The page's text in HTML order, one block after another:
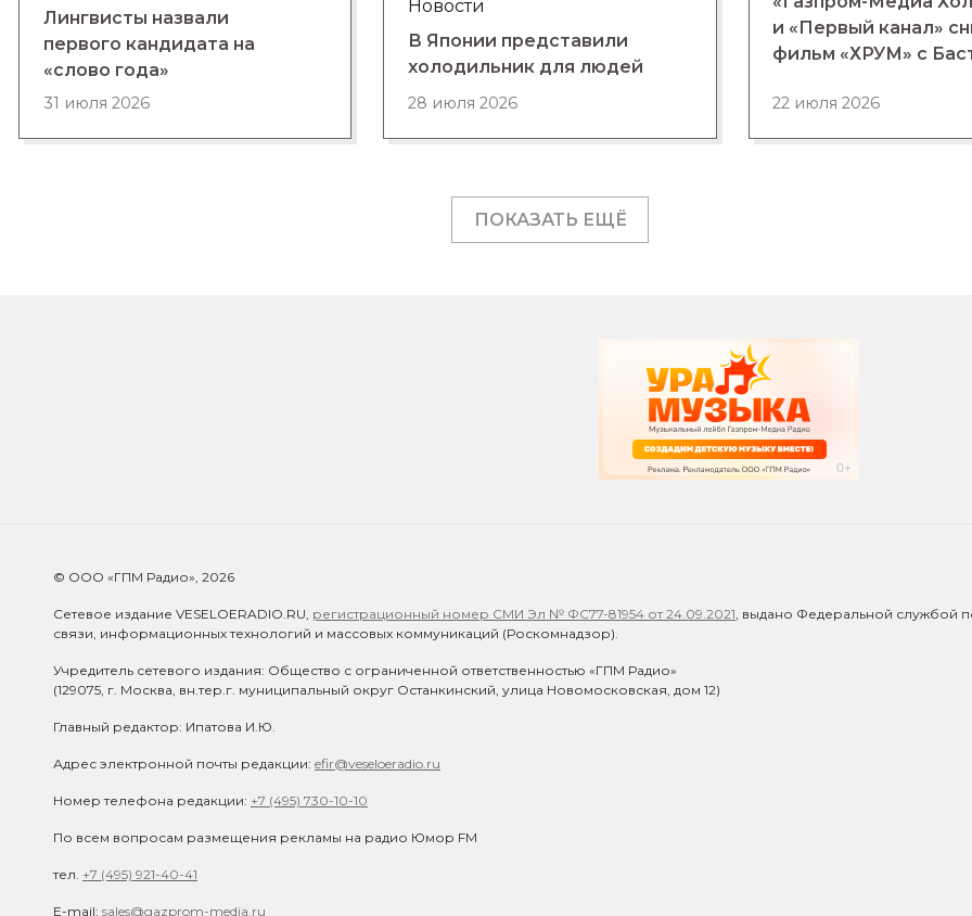
Лингвисты назвали
первого кандидата на
«слово года»
31 июля 2026
Новости
В Японии представили
холодильник для людей
28 июля 2026
и «Первый канал»
фильм «ХРУМ» с
22 июля 2026
ПОКАЗАТЬ ЕЩЁ
© ООО «ГПМ Радио», 2026
Сетевое издание VESELOERADIO.RU, регистрационный номер СМИ Эл № ФС77-81954 от 24.09.2021, выдано Федеральной службой
связи, информационных технологий и массовых коммуникаций (Роскомнадзор).
Учредитель сетевого издания: Общество с ограниченной ответственностью «ГПМ Радио»
(129075, г. Москва, вн.тер.г. муниципальный округ Останкинский, улица Новомосковская, дом 12)
Главный редактор: Ипатова И.Ю.
Адрес электронной почты редакции: efir@veseloeradio.ru
Номер телефона редакции: +7 (495) 730-10-10
По всем вопросам размещения рекламы на радио Юмор FM
тел. +7 (495) 921-40-41
E-mail: sales@gazprom-media.ru